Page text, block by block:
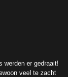
werden er gedraait!
veel te zacht